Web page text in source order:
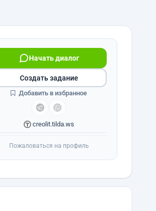
Начать диалог
creolit.tilda.ws
Создать задание
Добавить в избранное
Пожаловаться на профиль